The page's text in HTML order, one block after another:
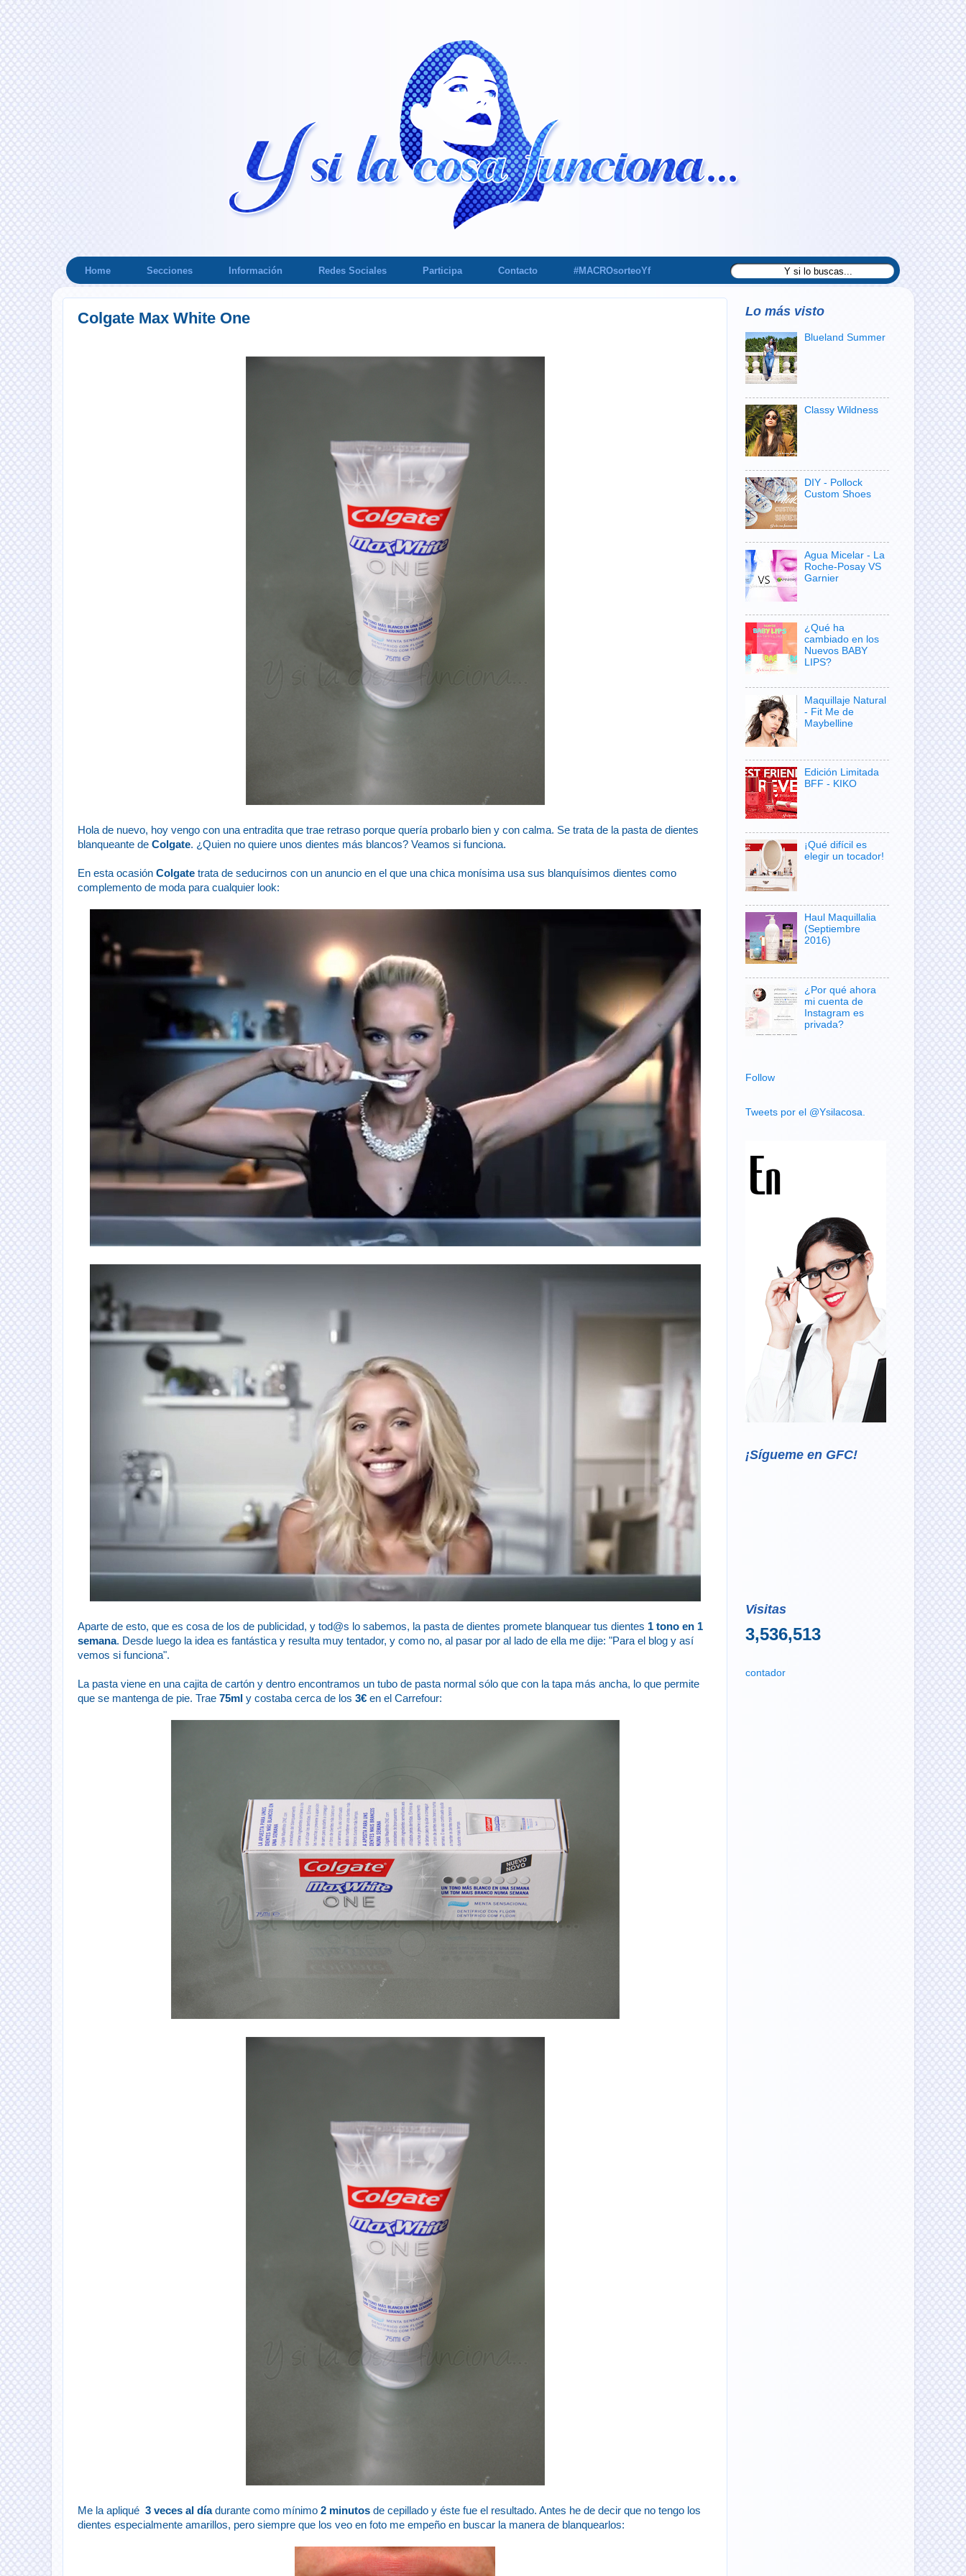
Home Secciones Información Redes Sociales Participa Contacto #MACROsorteoYf
Colgate Max White One
Hola de nuevo, hoy vengo con una entradita que trae retraso porque quería probarlo bien y con calma. Se trata de la pasta de dientes
blanqueante de Colgate. ¿Quien no quiere unos dientes más blancos? Veamos si funciona.
En esta ocasión Colgate trata de seducirnos con un anuncio en el que una chica monísima usa sus blanquísimos dientes como
complemento de moda para cualquier look:
Aparte de esto, que es cosa de los de publicidad, y tod@s lo sabemos, la pasta de dientes promete blanquear tus dientes 1 tono en 1
semana. Desde luego la idea es fantástica y resulta muy tentador, y como no, al pasar por al lado de ella me dije: "Para el blog y así
vemos si funciona".
La pasta viene en una cajita de cartón y dentro encontramos un tubo de pasta normal sólo que con la tapa más ancha, lo que permite
que se mantenga de pie. Trae 75ml y costaba cerca de los 3€ en el Carrefour:
Me la apliqué 3 veces al díadurante como mínimo 2 minutos de cepillado y éste fue el resultado. Antes he de decir que no tengo los
dientes especialmente amarillos, pero siempre que los veo en foto me empeño en buscar la manera de blanquearlos:
Lo más visto
Blueland Summer
Classy Wildness
DIY - Pollock
Custom Shoes
Agua Micelar - La
Roche-Posay VS
Garnier
¿Qué ha
cambiado en los
Nuevos BABY
LIPS?
Maquillaje Natural
- Fit Me de
Maybelline
Edición Limitada
BFF - KIKO
¡Qué difícil es
elegir un tocador!
Haul Maquillalia
(Septiembre
2016)
¿Por qué ahora
mi cuenta de
Instagram es
privada?
Follow
Tweets por el @Ysilacosa.
¡Sígueme en GFC!
Visitas
3,536,513
contador